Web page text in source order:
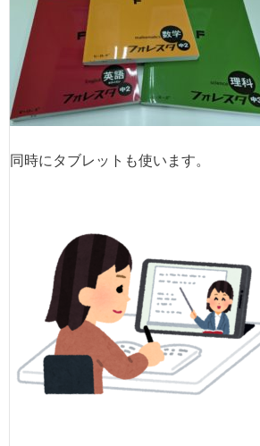
同時にタブレットも使います。